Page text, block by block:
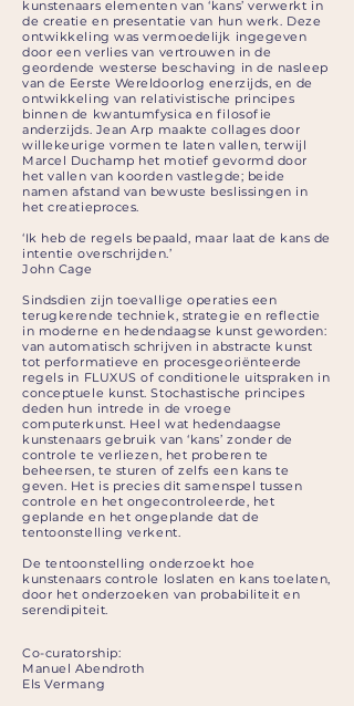
kunstenaars elementen van ‘kans’ verwerkt in
de creatie en presentatie van hun werk. Deze
ontwikkeling was vermoedelijk ingegeven
door een verlies van vertrouwen in de
geordende westerse beschaving in de nasleep
van de Eerste Wereldoorlog enerzijds, en de
ontwikkeling van relativistische principes
binnen de kwantumfysica en filosofie
anderzijds. Jean Arp maakte collages door
willekeurige vormen te laten vallen, terwijl
Marcel Duchamp het motief gevormd door
het vallen van koorden vastlegde; beide
namen afstand van bewuste beslissingen in
het creatieproces.
‘Ik heb de regels bepaald, maar laat de kans de
intentie overschrijden.’
John Cage
Sindsdien zijn toevallige operaties een
terugkerende techniek, strategie en reflectie
in moderne en hedendaagse kunst geworden:
van automatisch schrijven in abstracte kunst
tot performatieve en procesgeoriënteerde
regels in FLUXUS of conditionele uitspraken in
conceptuele kunst. Stochastische principes
deden hun intrede in de vroege
computerkunst. Heel wat hedendaagse
kunstenaars gebruik van ‘kans’ zonder de
controle te verliezen, het proberen te
beheersen, te sturen of zelfs een kans te
geven. Het is precies dit samenspel tussen
controle en het ongecontroleerde, het
geplande en het ongeplande dat de
tentoonstelling verkent.
De tentoonstelling onderzoekt hoe
kunstenaars controle loslaten en kans toelaten,
door het onderzoeken van probabiliteit en
serendipiteit.
Co-curatorship:
Manuel Abendroth
Els Vermang